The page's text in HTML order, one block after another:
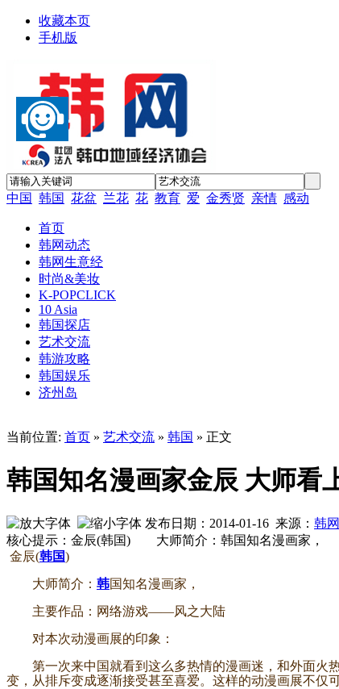
收藏本页
手机版
中国 韩国 花盆 兰花 花 教育 爱 金秀贤 亲情 感动
首页
韩网动态
韩网生意经
时尚&美妆
K-POPCLICK
10 Asia
韩国探店
艺术交流
韩游攻略
韩国娱乐
济州岛
当前位置: 首页 » 艺术交流 » 韩国 » 正文
韩国知名漫画家金辰 大师看
发布日期：2014-01-16 来源： 韩网
核心提示：金辰(韩国) 大师简介：韩国知名漫画家
金辰(韩国)
大师简介： 韩国知名漫画家，
主要作品：网络游戏——风之大陆
对本次动漫画展的印象：
第一次来中国就看到这么多热情的漫画迷，和外面火热
变，从排斥变成逐渐接受甚至喜爱。这样的动漫画展不仅